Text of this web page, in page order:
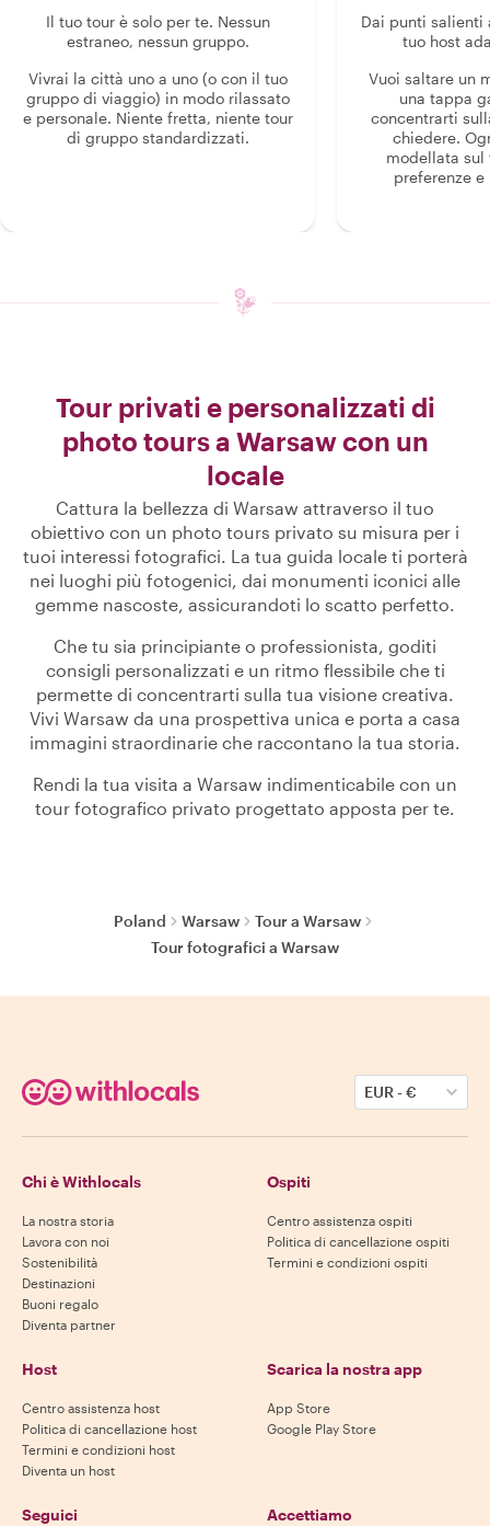
Il tuo tour è solo per te. Nessun
estraneo, nessun gruppo.
Vivrai la città uno a uno (o con il tuo
gruppo di viaggio) in modo rilassato
e personale. Niente fretta, niente tour
di gruppo standardizzati.
Dai punti salienti
tuo host
Vuoi saltare un
una tappa
concentrarti
chiedere.
modellata sul
preferenze
Tour privati e personalizzati di
photo tours a Warsaw con un
locale
Cattura la bellezza di Warsaw attraverso il tuo
obiettivo con un photo tours privato su misura per i
tuoi interessi fotografici. La tua guida locale ti porterà
nei luoghi più fotogenici, dai monumenti iconici alle
gemme nascoste, assicurandoti lo scatto perfetto.
Che tu sia principiante o professionista, goditi
consigli personalizzati e un ritmo flessibile che ti
permette di concentrarti sulla tua visione creativa.
Vivi Warsaw da una prospettiva unica e porta a casa
immagini straordinarie che raccontano la tua storia.
Rendi la tua visita a Warsaw indimenticabile con un
tour fotografico privato progettato apposta per te.
Poland Warsaw
Tour a Warsaw
Tour fotografici a Warsaw
EUR-€
Chi è Withlocals
La nostra storia
Lavora con noi
Sostenibilità
Destinazioni
Buoni regalo
Diventa partner
Ospiti
Centro assistenza ospiti
Politica di cancellazione ospiti
Termini e condizioni ospiti
Host
Centro assistenza host
Politica di cancellazione host
Termini e condizioni host
Diventa un host
Scarica la nostra app
App Store
Google Play Store
Seguici Accettiamo